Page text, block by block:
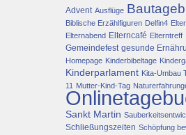
Advent Ausflüge
Biblische Erzählfiguren Delfin4
Elternabend Elterncafé Elterntreff
Gemeindefest gesunde
Homepage Kinderbibeltage
Kinderparlament Kita-Umbau
11 Mutter-Kind-Tag
Sankt Martin
Schließungszeiten Schöpfung